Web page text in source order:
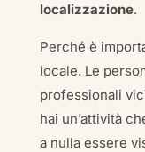
localizzazione.
Perché è
locale. Le
professionali
hai un’attività
a nulla essere